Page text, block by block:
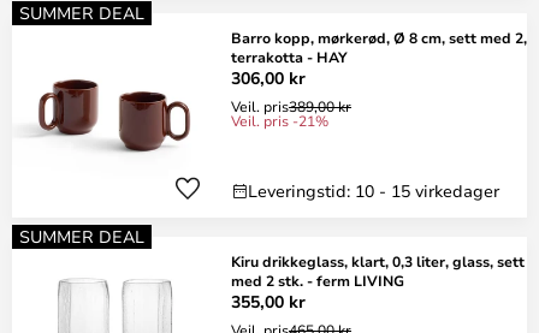
SUMMER DEAL
Barro kopp, mørkerød, Ø 8 cm, sett med 2,
terrakotta - HAY
306,00 kr
Veil. pris389,00 kr
Veil. pris -21%
Leveringstid: 10 - 15 virkedager
SUMMER DEAL
Kiru drikkeglass, klart, 0,3 liter, glass, sett
med 2 stk. - ferm LIVING
355,00 kr